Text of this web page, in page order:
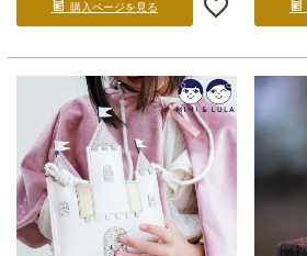
購入ページを見る